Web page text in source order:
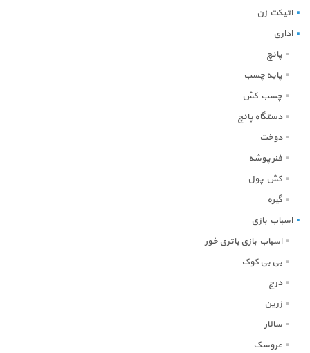
اتیکت زن
اداری
پانچ
پایه چسب
چسب کش
دستگاه پانچ
دوخت
فنر پوشه
کش پول
گیره
اسباب بازی
اسباب بازی باتری خور
بی بی کوک
درج
زرین
سالار
عروسک